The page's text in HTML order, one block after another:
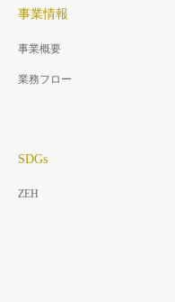
K東菜畑の家
事業情報
事業概要
業務フロー
SDGs
ZEH